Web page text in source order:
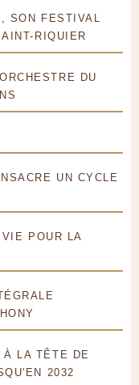
SON FESTIVAL
RIQUIER
DU
UN CYCLE
POUR LA
LA TÊTE DE
2032